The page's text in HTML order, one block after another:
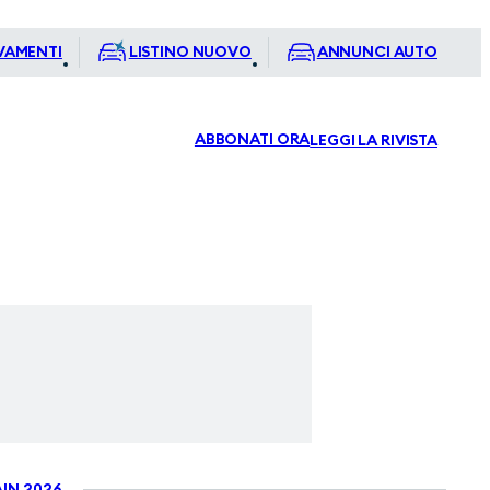
LISTINO NUOVO ANNUNCI AUTO
ABBONATI ORALEGGI LA RIVISTA